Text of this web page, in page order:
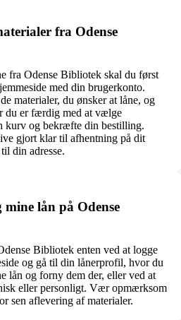
fra Odense
fra Odense Bibliotek skal du først
med din brugerkonto.
materialer, du ønsker at låne, og
du er færdig med at vælge
kurv og bekræfte din bestilling.
gjort klar til afhentning på dit
din adresse.
lån på Odense
Bibliotek enten ved at logge
og gå til din lånerprofil, hvor du
lån og forny dem der, eller ved at
eller personligt. Vær opmærksom
sen aflevering af materialer.